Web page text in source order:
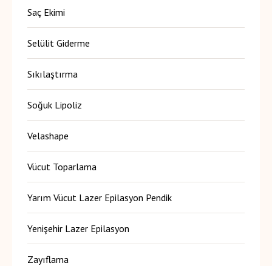
Saç Ekimi
Selülit Giderme
Sıkılaştırma
Soğuk Lipoliz
Velashape
Vücut Toparlama
Yarım Vücut Lazer Epilasyon Pendik
Yenişehir Lazer Epilasyon
Zayıflama